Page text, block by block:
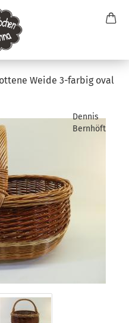
Weide 3-farbig oval
Dennis
Bernhöft